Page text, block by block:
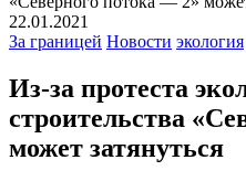
22.01.2021
За границей Новости экология
Из-за протеста
строительства
может затянуться